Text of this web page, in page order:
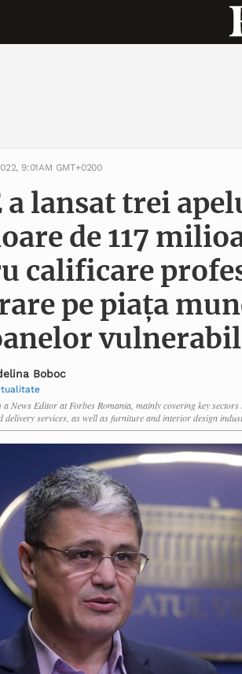
9:01AM GMT+0200
a lansat trei
de 117
calificare
pe piața
Boboc
a News Editor at Forbes Romania, mainly covering key
delivery services, as well as furniture and interior design